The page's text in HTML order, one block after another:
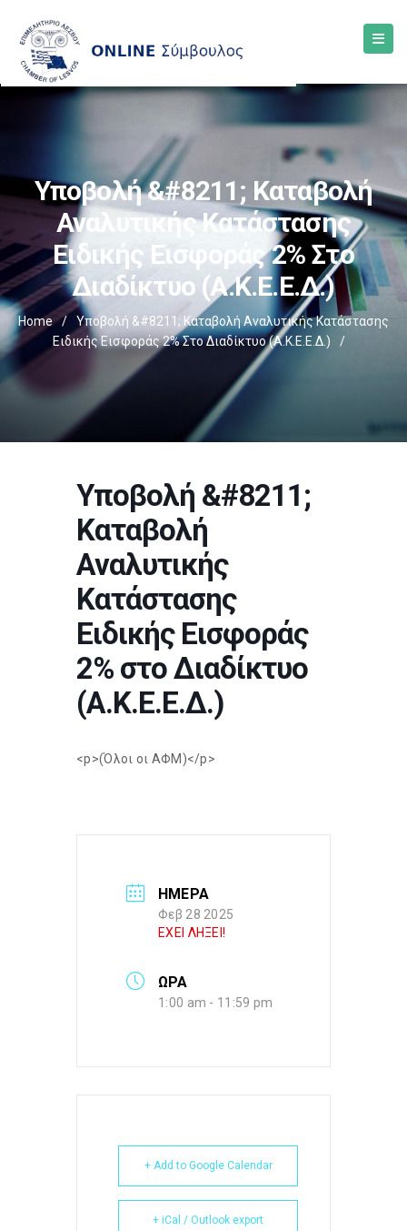
Υποβολή &#8211; Καταβολή
Αναλυτικής Κατάστασης
Ειδικής Εισφοράς 2% Στο
Διαδίκτυο (Α.Κ.Ε.Ε.Δ.)
Home /
Υποβολή &#8211; Καταβολή Αναλυτικής Κατάστασης
Ειδικής Εισφοράς 2% Στο Διαδίκτυο (Α.Κ.Ε.Ε.Δ.)
/
Υποβολή &#8211;
Καταβολή
Αναλυτικής
Κατάστασης
Ειδικής Εισφοράς
2% στο Διαδίκτυο
(Α.Κ.Ε.Ε.Δ.)
<p>(Όλοι οι ΑΦΜ)</p>
ΗΜΕΡΑ
Φεβ 28 2025
ΕΧΕΙ ΛΗΞΕΙ!
ΩΡΑ
1:00 am - 11:59 pm
+ Add to Google Calendar
+ iCal / Outlook export